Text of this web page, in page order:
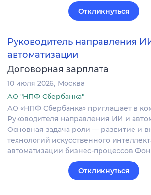
Откликнуться
Руководитель направления
автоматизации
Договорная зарплата
10 июля 2026 Москва
АО "НПФ Сбербанка"
АО «НПФ Сбербанка» приглашает в
Руководителя направления ИИ и
Основная задача роли — развитие и
технологий искусственного
автоматизации бизнес-процессов
Откликнуться